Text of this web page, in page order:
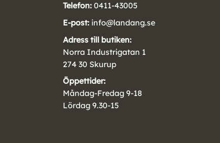
Telefon: 0411-43005
E-post: info@landang.se
Adress till butiken:
Norra Industrigatan 1
274 30 Skurup
Öppettider:
Måndag-Fredag 9-18
Lördag 9.30-15